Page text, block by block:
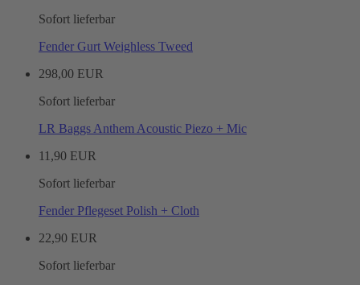
Sofort lieferbar
Fender Gurt Weighless Tweed
298,00 EUR
Sofort lieferbar
LR Baggs Anthem Acoustic Piezo + Mic
11,90 EUR
Sofort lieferbar
Fender Pflegeset Polish + Cloth
22,90 EUR
Sofort lieferbar